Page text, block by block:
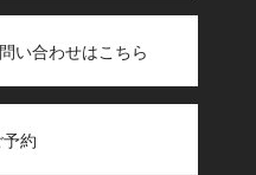
い合わせはこちら
約